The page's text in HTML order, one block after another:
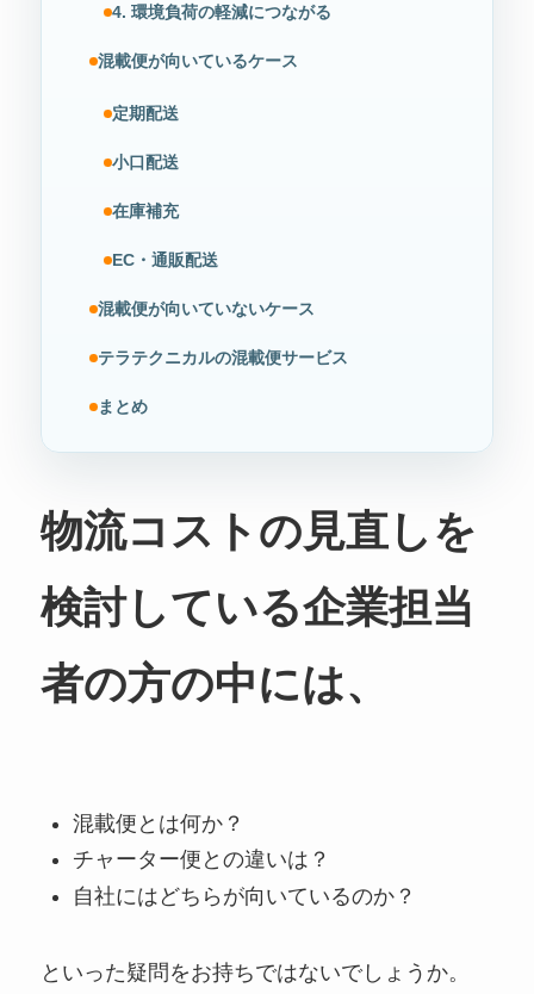
4. 環境負荷の軽減につながる
混載便が向いているケース
定期配送
小口配送
在庫補充
EC・通販配送
混載便が向いていないケース
テラテクニカルの混載便サービス
まとめ
物流コストの見直しを
検討している企業担当
者の方の中には、
混載便とは何か？
チャーター便との違いは？
自社にはどちらが向いているのか？
といった疑問をお持ちではないでしょうか。